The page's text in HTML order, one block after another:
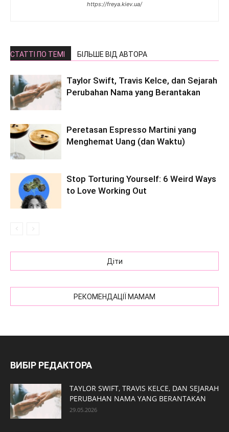
https://freya.kiev.ua/
СТАТТІ ПО ТЕМІ БІЛЬШЕ ВІД АВТОРА
Taylor Swift, Travis Kelce, dan Sejarah
Perubahan Nama yang Berantakan
Peretasan Espresso Martini yang
Menghemat Uang (dan Waktu)
Stop Torturing Yourself: 6 Weird Ways
to Love Working Out
Діти
РЕКОМЕНДАЦІЇ МАМАМ
ВИБІР РЕДАКТОРА
TAYLOR SWIFT, TRAVIS KELCE, DAN SEJARAH
PERUBAHAN NAMA YANG BERANTAKAN
29.05.2026